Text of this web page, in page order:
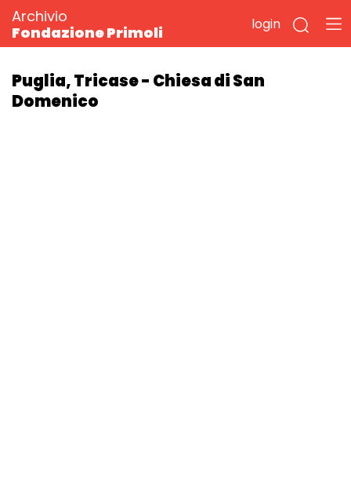
Archivio
Fondazione Primoli
login
Puglia, Tricase - Chiesa di San
Domenico